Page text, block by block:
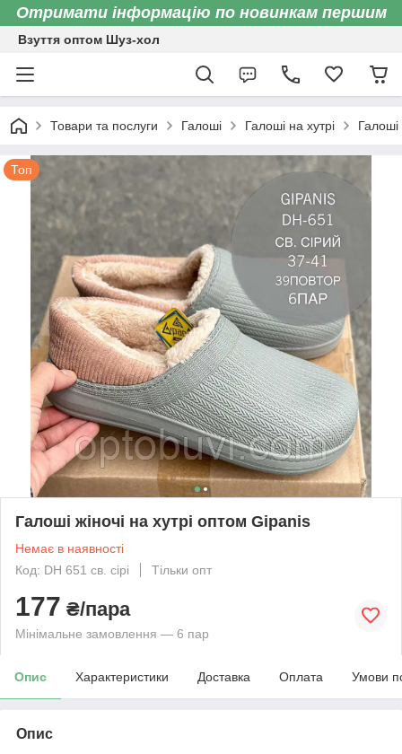
Отримати інформацію по новинкам першим
Взуття оптом Шуз-хол
Товари та послуги Галоші Галоші на хутрі Галоші
Топ
Галоші жіночі на хутрі оптом Gipanis
Немає в наявності
Код: DH 651 св. сірі
Тільки опт
177 ₴/пара
Мінімальне замовлення — 6 пар
Опис Характеристики Доставка Оплата Умови
Опис